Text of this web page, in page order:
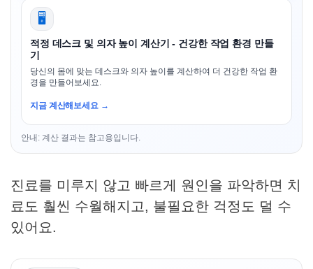
🖥️
적정 데스크 및 의자 높이 계산기 - 건강한 작업 환경 만들
기
당신의 몸에 맞는 데스크와 의자 높이를 계산하여 더 건강한 작업 환
경을 만들어보세요.
지금 계산해보세요 →
안내: 계산 결과는 참고용입니다.
진료를 미루지 않고 빠르게 원인을 파악하면 치
료도 훨씬 수월해지고, 불필요한 걱정도 덜 수
있어요.